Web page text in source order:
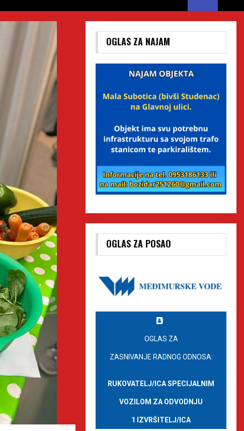
OGLAS ZA NAJAM
OGLAS ZA POSAO
OGLAS ZA
ZASNIVANJE RADNOG ODNOSA:
RUKOVATELJ/ICA SPECIJALNIM
VOZILOM ZA ODVODNJU
1 IZVRŠITELJ/ICA